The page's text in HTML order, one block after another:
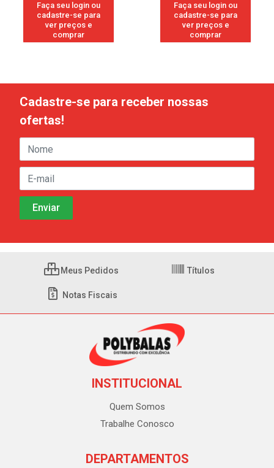
Faça seu login ou
cadastre-se para
ver preços e
comprar
Faça seu login ou
cadastre-se para
ver preços e
comprar
Cadastre-se para receber nossas
ofertas!
Meus Pedidos Títulos
Notas Fiscais
INSTITUCIONAL
Quem Somos
Trabalhe Conosco
DEPARTAMENTOS